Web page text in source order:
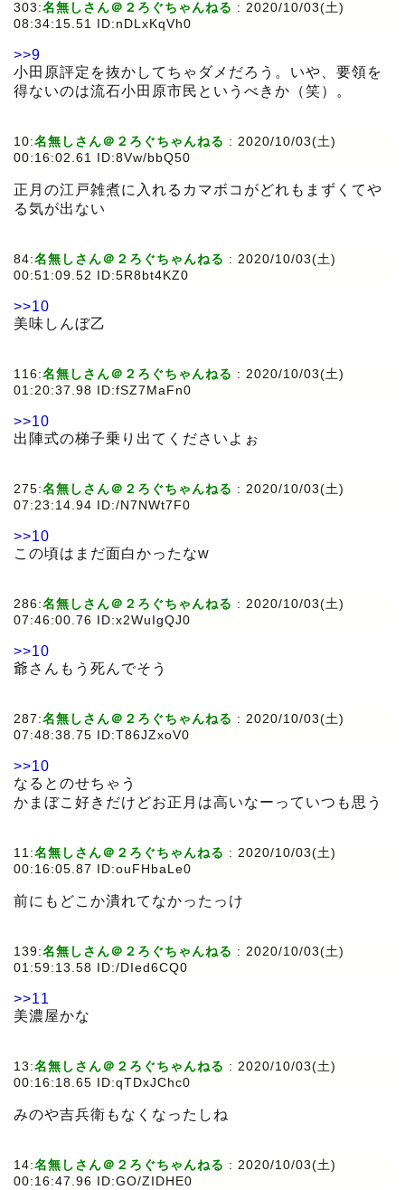
303:名無しさん＠２ろぐちゃんねる : 2020/10/03(土)
08:34:15.51 ID:nDLxKqVh0
>>9
小田原評定を抜かしてちゃダメだろう。いや、要領を
得ないのは流石小田原市民というべきか（笑）。
10:名無しさん＠２ろぐちゃんねる : 2020/10/03(土)
00:16:02.61 ID:8Vw/bbQ50
正月の江戸雑煮に入れるカマボコがどれもまずくてや
る気が出ない
84:名無しさん＠２ろぐちゃんねる : 2020/10/03(土)
00:51:09.52 ID:5R8bt4KZ0
>>10
美味しんぼ乙
116:名無しさん＠２ろぐちゃんねる : 2020/10/03(土)
01:20:37.98 ID:fSZ7MaFn0
>>10
出陣式の梯子乗り出てくださいよぉ
275:名無しさん＠２ろぐちゃんねる : 2020/10/03(土)
07:23:14.94 ID:/N7NWt7F0
>>10
この頃はまだ面白かったなw
286:名無しさん＠２ろぐちゃんねる : 2020/10/03(土)
07:46:00.76 ID:x2WuIgQJ0
>>10
爺さんもう死んでそう
287:名無しさん＠２ろぐちゃんねる : 2020/10/03(土)
07:48:38.75 ID:T86JZxoV0
>>10
なるとのせちゃう
かまぼこ好きだけどお正月は高いなーっていつも思う
11:名無しさん＠２ろぐちゃんねる : 2020/10/03(土)
00:16:05.87 ID:ouFHbaLe0
前にもどこか潰れてなかったっけ
139:名無しさん＠２ろぐちゃんねる : 2020/10/03(土)
01:59:13.58 ID:/DIed6CQ0
>>11
美濃屋かな
13:名無しさん＠２ろぐちゃんねる : 2020/10/03(土)
00:16:18.65 ID:qTDxJChc0
みのや吉兵衛もなくなったしね
14:名無しさん＠２ろぐちゃんねる : 2020/10/03(土)
00:16:47.96 ID:GO/ZIDHE0